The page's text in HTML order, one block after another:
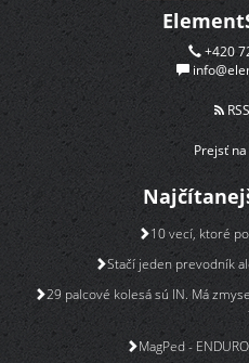
+420
Prejsť
10 vecí, ktoré
Stačí jeden prevodník
29 palcové kolesá sú IN. Má
MagPed -